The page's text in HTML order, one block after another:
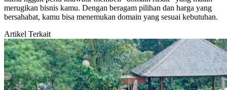
merugikan bisnis kamu. Dengan beragam pilihan dan harga yang
bersahabat, kamu bisa menemukan domain yang sesuai kebutuhan.
Artikel Terkait